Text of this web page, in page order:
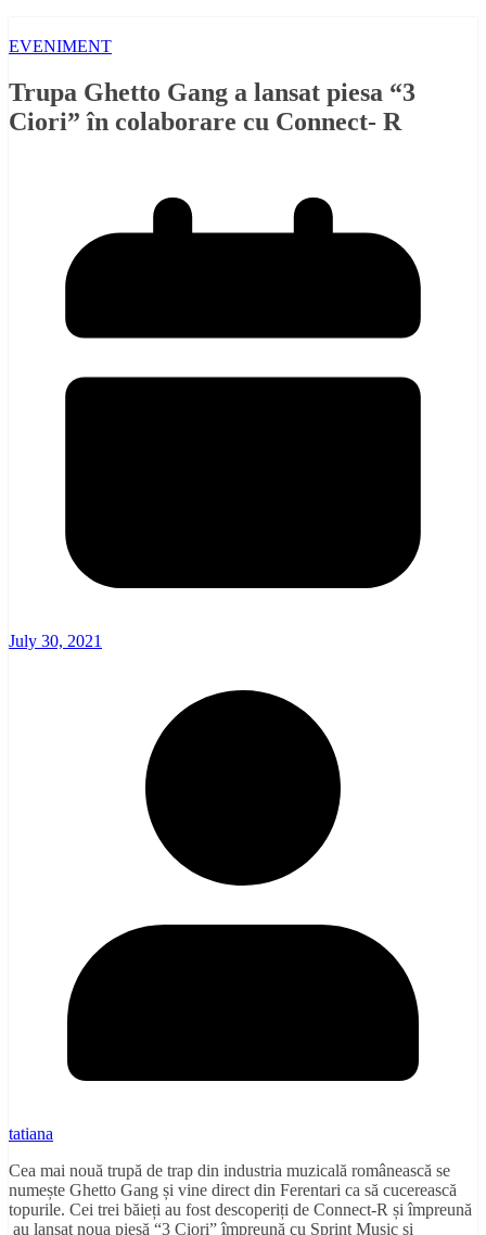
EVENIMENT
Trupa Ghetto Gang a lansat piesa “3
Ciori” în colaborare cu Connect- R
July 30, 2021
tatiana
Cea mai nouă trupă de trap din industria muzicală românească se
numește Ghetto Gang și vine direct din Ferentari ca să cucerească
topurile. Cei trei băieți au fost descoperiți de Connect-R și împreună
au lansat noua piesă “3 Ciori” împreună cu Sprint Music și